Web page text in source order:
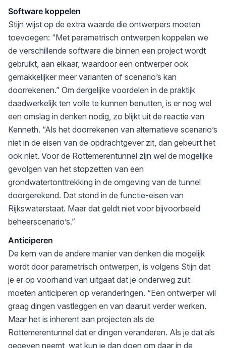
Software koppelen
Stijn wijst op de extra waarde die ontwerpers moeten
toevoegen: “Met parametrisch ontwerpen koppelen we
de verschillende software die binnen een project wordt
gebruikt, aan elkaar, waardoor een ontwerper ook
gemakkelijker meer varianten of scenario’s kan
doorrekenen.” Om dergelijke voordelen in de praktijk
daadwerkelijk ten volle te kunnen benutten, is er nog wel
een omslag in denken nodig, zo blijkt uit de reactie van
Kenneth. “Als het doorrekenen van alternatieve scenario’s
niet in de eisen van de opdrachtgever zit, dan gebeurt het
ook niet. Voor de Rottemerentunnel zijn wel de mogelijke
gevolgen van het stopzetten van een
grondwatertonttrekking in de omgeving van de tunnel
doorgerekend. Dat stond in de functie-eisen van
Rijkswaterstaat. Maar dat geldt niet voor bijvoorbeeld
beheerscenario’s.”
Anticiperen
De kern van de andere manier van denken die mogelijk
wordt door parametrisch ontwerpen, is volgens Stijn dat
je er op voorhand van uitgaat dat je onderweg zult
moeten anticiperen op veranderingen. “Een ontwerper wil
graag dingen vastleggen en van daaruit verder werken.
Maar het is inherent aan projecten als de
Rottemerentunnel dat er dingen veranderen. Als je dat als
gegeven neemt, wat kun je dan doen om daar in de